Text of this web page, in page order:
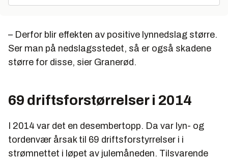
– Derfor blir effekten av positive lynnedslag større.
Ser man på nedslagsstedet, så er også skadene
større for disse, sier Granerød.
69 driftsforstørrelser i 2014
I 2014 var det en desembertopp. Da var lyn- og
tordenvær årsak til 69 driftsforstyrrelser i i
strømnettet i løpet av julemåneden. Tilsvarende